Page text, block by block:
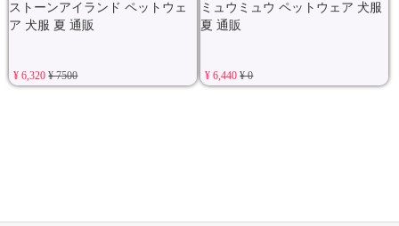
ストーンアイランド ペットウェ
ア 犬服 夏 通販
¥ 6,320¥ 7500
ミュウミュウ ペットウェア 犬服
夏 通販
¥ 6,440¥ 0